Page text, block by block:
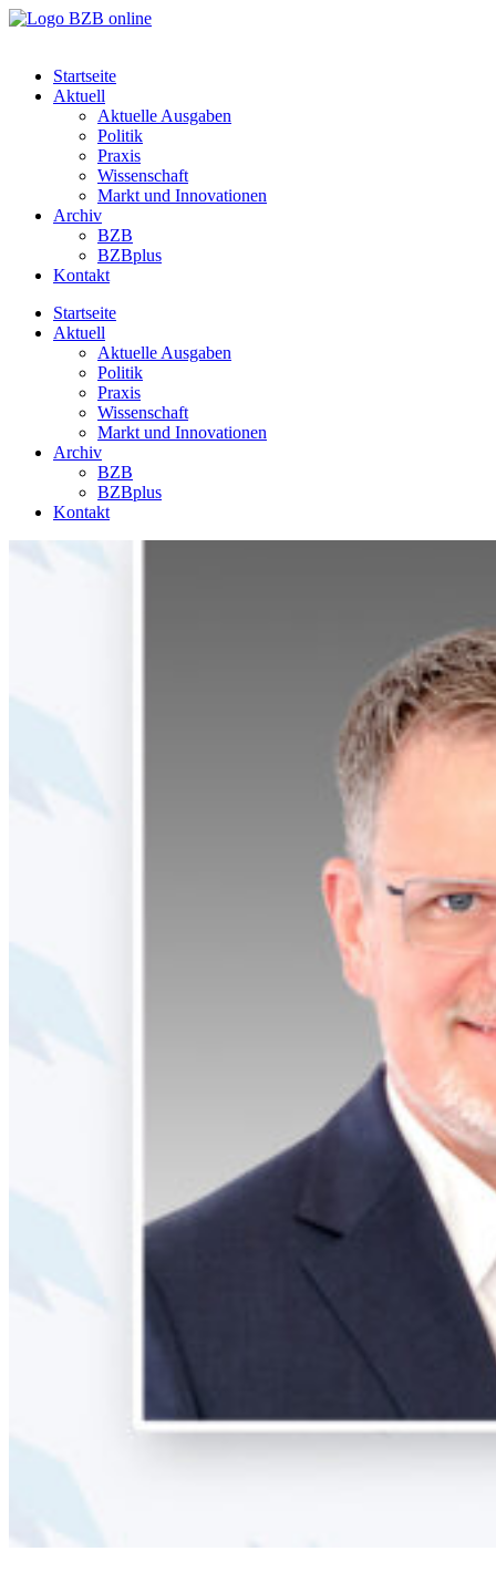
Startseite
Aktuell
Aktuelle Ausgaben
Politik
Praxis
Wissenschaft
Markt und Innovationen
Archiv
BZB
BZBplus
Kontakt
Startseite
Aktuell
Aktuelle Ausgaben
Politik
Praxis
Wissenschaft
Markt und Innovationen
Archiv
BZB
BZBplus
Kontakt